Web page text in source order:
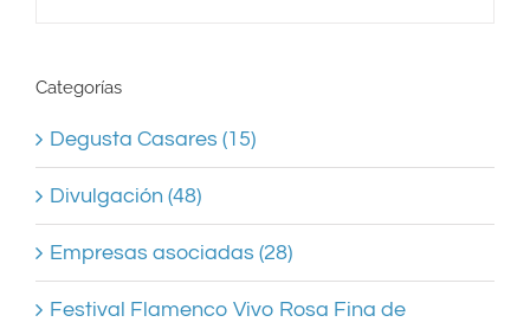
Categorías
Degusta Casares (15)
Divulgación (48)
Empresas asociadas (28)
Festival Flamenco Vivo Rosa Fina de